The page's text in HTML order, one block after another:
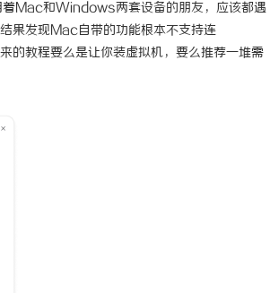
Mac和Windows两套设备的朋友，应该都遇
果发现Mac自带的功能根本不支持连
的教程要么是让你装虚拟机，要么推荐一堆需